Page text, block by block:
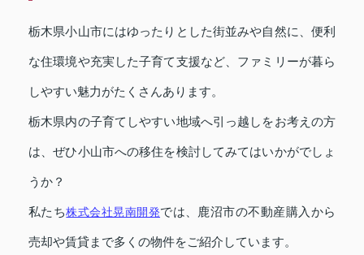
栃木県小山市にはゆったりとした街並みや自然に、便利
な住環境や充実した子育て支援など、ファミリーが暮ら
しやすい魅力がたくさんあります。
栃木県内の子育てしやすい地域へ引っ越しをお考えの方
は、ぜひ小山市への移住を検討してみてはいかがでしょ
うか？
私たち株式会社晃南開発では、鹿沼市の不動産購入から
売却や賃貸まで多くの物件をご紹介しています。